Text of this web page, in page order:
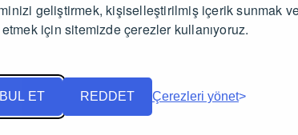
geliştirmek, kişiselleştirilmiş içerik sunmak
için sitemizde çerezler kullanıyoruz.
ET REDDET Çerezleri yönet
İlgili Ürünler